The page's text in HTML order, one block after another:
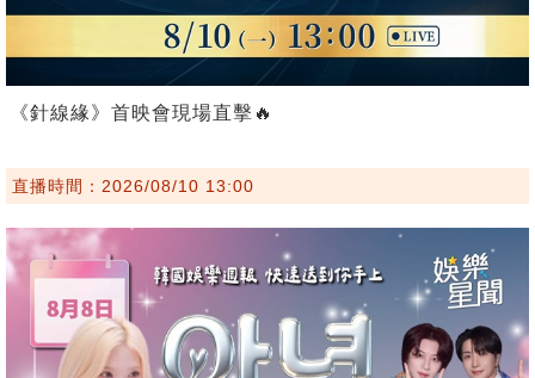
《針線緣》首映會現場直擊🔥
直播時間：2026/08/10 13:00